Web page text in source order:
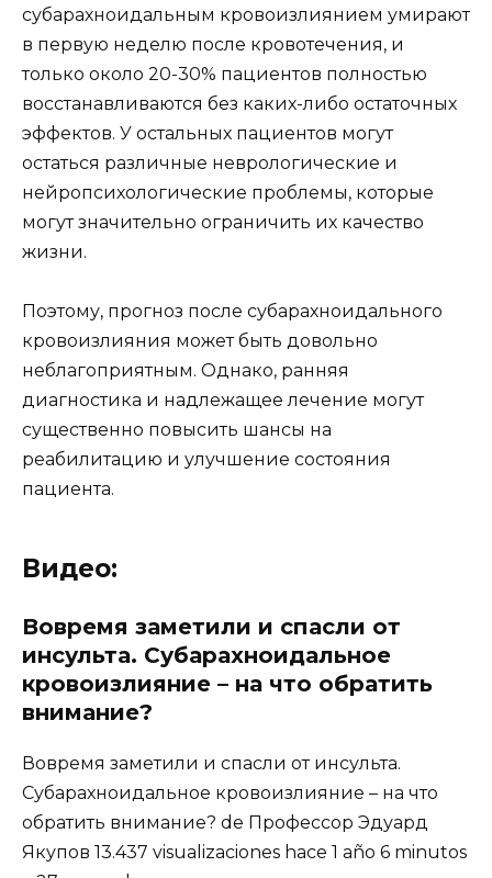
субарахноидальным кровоизлиянием умирают
в первую неделю после кровотечения, и
только около 20-30% пациентов полностью
восстанавливаются без каких-либо остаточных
эффектов. У остальных пациентов могут
остаться различные неврологические и
нейропсихологические проблемы, которые
могут значительно ограничить их качество
жизни.
Поэтому, прогноз после субарахноидального
кровоизлияния может быть довольно
неблагоприятным. Однако, ранняя
диагностика и надлежащее лечение могут
существенно повысить шансы на
реабилитацию и улучшение состояния
пациента.
Видео:
Вовремя заметили и спасли от
инсульта. Субарахноидальное
кровоизлияние – на что обратить
внимание?
Вовремя заметили и спасли от инсульта.
Субарахноидальное кровоизлияние – на что
обратить внимание? de Профессор Эдуард
Якупов 13.437 visualizaciones hace 1 año 6 minutos